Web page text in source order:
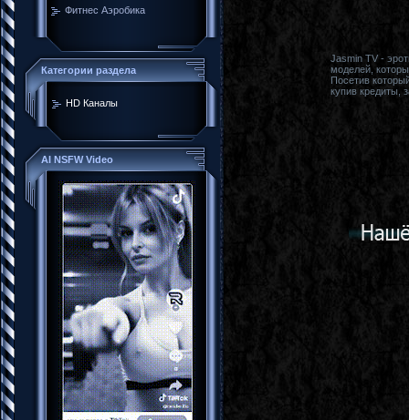
Фитнес Аэробика
Категории раздела
HD Каналы
AI NSFW Video
Jasmin TV -
моделей,
Посетив
купив кредиты,